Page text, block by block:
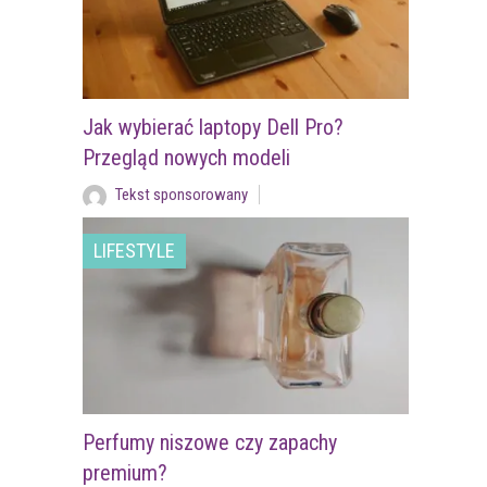
Jak wybierać laptopy Dell Pro?
Przegląd nowych modeli
Tekst sponsorowany
LIFESTYLE
Perfumy niszowe czy zapachy
premium?